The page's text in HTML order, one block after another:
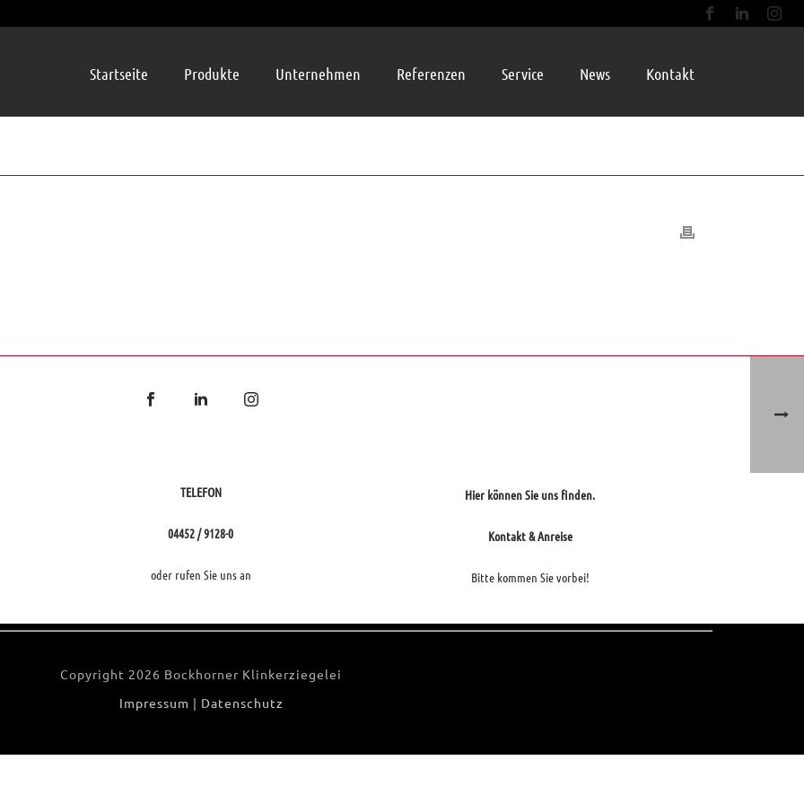
Startseite Produkte Unternehmen Referenzen Service News Kontakt
TELEFON
04452 / 9128-0
oder rufen Sie uns an
Hier können Sie uns finden.
Kontakt & Anreise
Bitte kommen Sie vorbei!
Copyright 2026 Bockhorner Klinkerziegelei
Impressum | Datenschutz